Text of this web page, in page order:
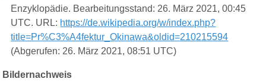
Enzyklopädie. Bearbeitungsstand: 26. März 2021, 00:45
UTC. URL: https://de.wikipedia.org/w/index.php?
title=Pr%C3%A4fektur_Okinawa&oldid=210215594
(Abgerufen: 26. März 2021, 08:51 UTC)
Bildernachweis